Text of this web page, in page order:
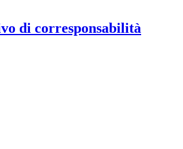
di corresponsabilità